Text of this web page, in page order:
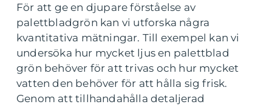
För att ge en djupare förståelse av
palettbladgrön kan vi utforska några
kvantitativa mätningar. Till exempel kan vi
undersöka hur mycket ljus en palettblad
grön behöver för att trivas och hur mycket
vatten den behöver för att hålla sig frisk.
Genom att tillhandahålla detaljerad